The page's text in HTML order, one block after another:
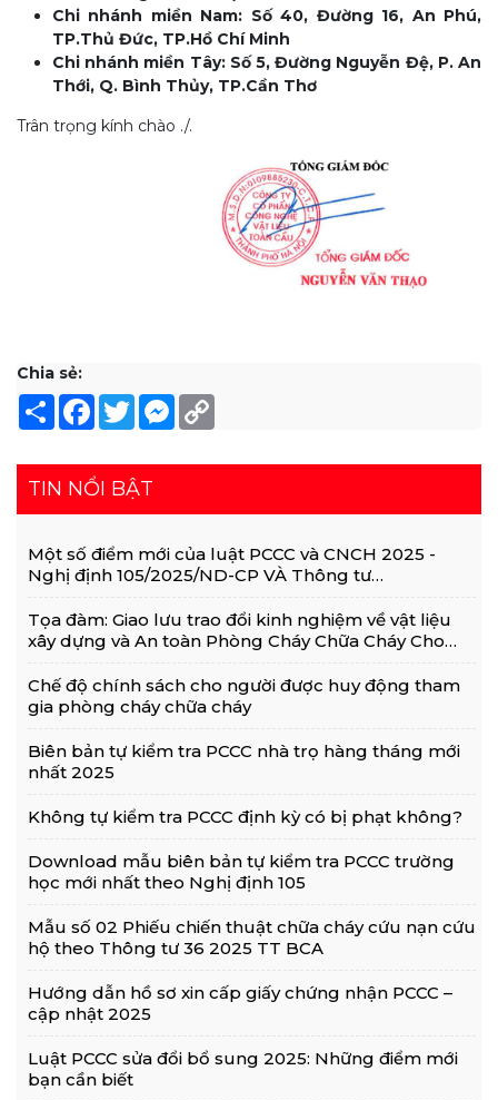
Chi nhánh miền Nam: Số 40, Đường 16, An Phú,
TP.Thủ Đức, TP.Hồ Chí Minh
Chi nhánh miền Tây: Số 5, Đường Nguyễn Đệ, P. An
Thới, Q. Bình Thủy, TP.Cần Thơ
Trân trọng kính chào ./.
Chia sẻ:
Share Facebook
TwitterMessenger
TIN NỔI BẬT
Một số điểm mới của luật PCCC và CNCH 2025 -
Nghị định 105/2025/ND-CP VÀ Thông tư
Tọa đàm: Giao lưu trao đổi kinh nghiệm về vật liệu
xây dựng và An toàn Phòng Cháy Chữa Cháy Cho
Chế độ chính sách cho người được huy động tham
gia phòng cháy chữa cháy
Biên bản tự kiểm tra PCCC nhà trọ hàng tháng mới
nhất 2025
Không tự kiểm tra PCCC định kỳ có bị phạt không?
Download mẫu biên bản tự kiểm tra PCCC trường
học mới nhất theo Nghị định 105
Mẫu số 02 Phiếu chiến thuật chữa cháy cứu nạn cứu
hộ theo Thông tư 36 2025 TT BCA
Hướng dẫn hồ sơ xin cấp giấy chứng nhận PCCC –
cập nhật 2025
Luật PCCC sửa đổi bổ sung 2025: Những điểm mới
bạn cần biết